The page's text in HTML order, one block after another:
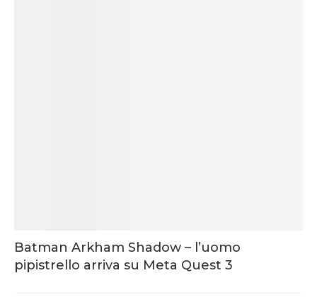
Batman Arkham Shadow – l’uomo
pipistrello arriva su Meta Quest 3